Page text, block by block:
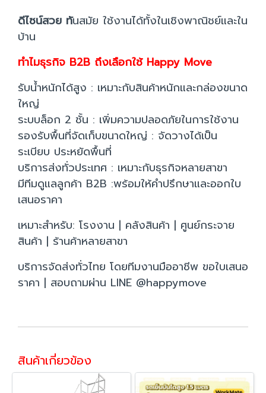
ดีไซน์สวย ทันสมัย ใช้งานได้ทั้งในเชิงพาณิชย์และใน
บ้าน
ทำไมธุรกิจ B2B ถึงเลือกใช้ Happy Move
รับน้ำหนักได้สูง : เหมาะกับสินค้าหนักและกล่องขนาด
ใหญ่
ระบบล็อก 2 ชั้น : เพิ่มความปลอดภัยในการใช้งาน
รองรับพื้นที่จัดเก็บขนาดใหญ่ : จัดวางได้เป็น
ระเบียบ ประหยัดพื้นที่
บริการส่งทั่วประเทศ : เหมาะกับธุรกิจหลายสาขา
มีทีมดูแลลูกค้า B2B :พร้อมให้คำปรึกษาและออกใบ
เสนอราคา
เหมาะสำหรับ: โรงงาน | คลังสินค้า | ศูนย์กระจาย
สินค้า | ร้านค้าหลายสาขา
บริการจัดส่งทั่วไทย โดยทีมงานมืออาชีพ ขอใบเสนอ
ราคา | สอบถามผ่าน LINE @happymove
สินค้าเกี่ยวข้อง